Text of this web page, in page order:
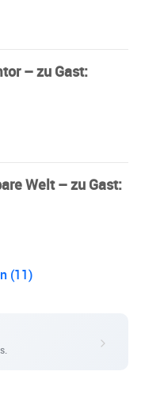
– zu Gast:
Welt – zu Gast:
(11)